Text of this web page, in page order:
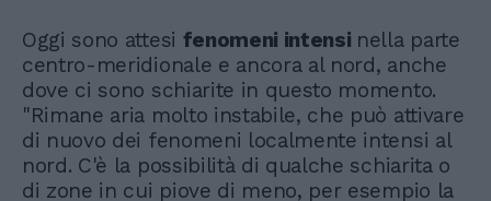
Oggi sono attesi fenomeni intensi nella parte
centro-meridionale e ancora al nord, anche
dove ci sono schiarite in questo momento.
"Rimane aria molto instabile, che può attivare
di nuovo dei fenomeni localmente intensi al
nord. C'è la possibilità di qualche schiarita o
di zone in cui piove di meno, per esempio la